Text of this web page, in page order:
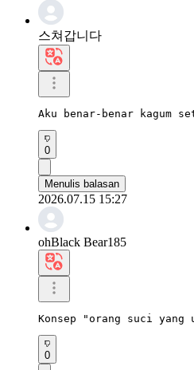
스쳐갑니다
Aku benar-benar kagum
0
Menulis balasan
2026.07.15 15:27
ohBlack Bear185
Konsep "orang suci
0